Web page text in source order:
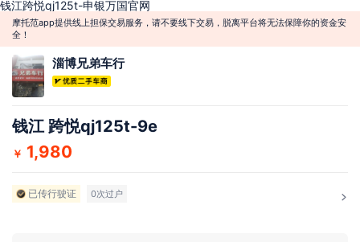
钱江跨悦qj125t-申银万国官网
摩托范app提供线上担保交易服务，请不要线下交易，脱离平台将无法保障你的资金安
全！
淄博兄弟车行
钱江 跨悦qj125t-9e
￥ 1,980
已传行驶证 0次过户